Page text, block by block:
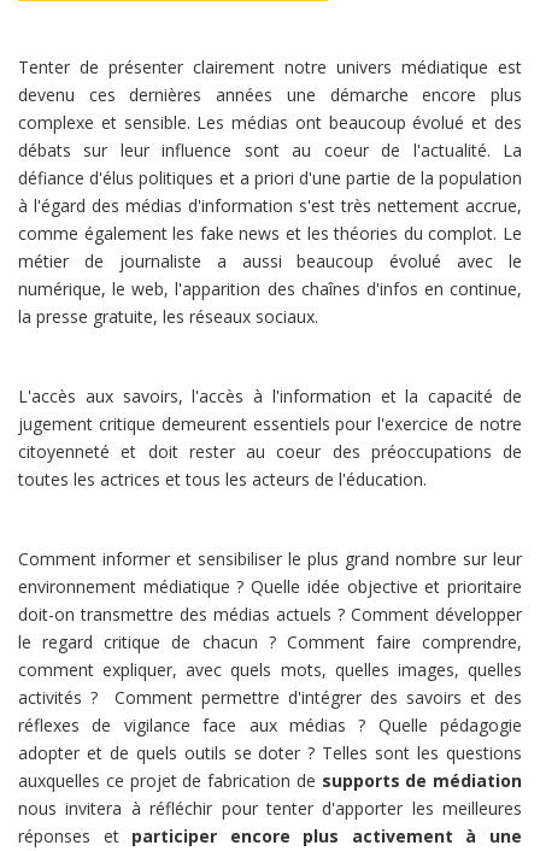
Tenter de présenter clairement notre univers médiatique est
devenu ces dernières années une démarche encore plus
complexe et sensible. Les médias ont beaucoup évolué et des
débats sur leur influence sont au coeur de l'actualité. La
défiance d'élus politiques et a priori d'une partie de la population
à l'égard des médias d'information s'est très nettement accrue,
comme également les fake news et les théories du complot. Le
métier de journaliste a aussi beaucoup évolué avec le
numérique, le web, l'apparition des chaînes d'infos en continue,
la presse gratuite, les réseaux sociaux.
L'accès aux savoirs, l'accès à l'information et la capacité de
jugement critique demeurent essentiels pour l'exercice de notre
citoyenneté et doit rester au coeur des préoccupations de
toutes les actrices et tous les acteurs de l'éducation.
Comment informer et sensibiliser le plus grand nombre sur leur
environnement médiatique ? Quelle idée objective et prioritaire
doit-on transmettre des médias actuels ? Comment développer
le regard critique de chacun ? Comment faire comprendre,
comment expliquer, avec quels mots, quelles images, quelles
activités ? Comment permettre d'intégrer des savoirs et des
réflexes de vigilance face aux médias ? Quelle pédagogie
adopter et de quels outils se doter ? Telles sont les questions
auxquelles ce projet de fabrication de supports de médiation
nous invitera à réfléchir pour tenter d'apporter les meilleures
réponses et participer encore plus activement à une